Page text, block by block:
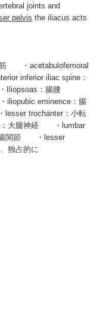
joints and
pelvis the iliacus acts
筋 ・ acetabulofemoral
inferior iliac spine：
Iliopsoas ：腸腰
iliopubic eminence：腸
lesser trochanter：小転
：大腿神経 ・ lumbar
関節 ・lesser
、独占的に